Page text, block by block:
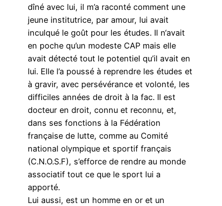
dîné avec lui, il m’a raconté comment une
jeune institutrice, par amour, lui avait
inculqué le goût pour les études. Il n‘avait
en poche qu’un modeste CAP mais elle
avait détecté tout le potentiel qu’il avait en
lui. Elle l’a poussé à reprendre les études et
à gravir, avec persévérance et volonté, les
difficiles années de droit à la fac. Il est
docteur en droit, connu et reconnu, et,
dans ses fonctions à la Fédération
française de lutte, comme au Comité
national olympique et sportif français
(C.N.O.S.F), s’efforce de rendre au monde
associatif tout ce que le sport lui a
apporté.
Lui aussi, est un homme en or et un